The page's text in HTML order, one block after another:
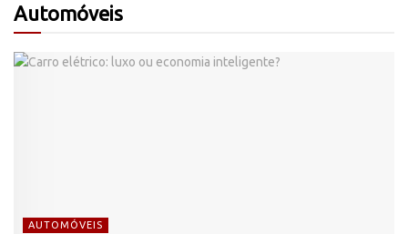
Automóveis
AUTOMÓVEIS